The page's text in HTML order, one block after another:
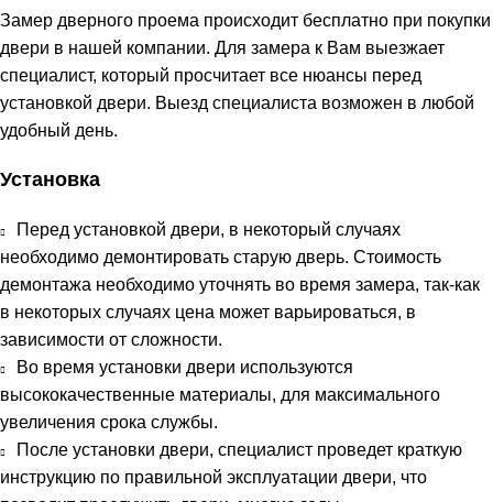
Замер дверного проема происходит бесплатно при покупки
двери в нашей компании. Для замера к Вам выезжает
специалист, который просчитает все нюансы перед
установкой двери. Выезд специалиста возможен в любой
удобный день.
Установка
Перед установкой двери, в некоторый случаях
необходимо демонтировать старую дверь. Стоимость
демонтажа необходимо уточнять во время замера, так-как
в некоторых случаях цена может варьироваться, в
зависимости от сложности.
Во время установки двери используются
высококачественные материалы, для максимального
увеличения срока службы.
После установки двери, специалист проведет краткую
инструкцию по правильной эксплуатации двери, что